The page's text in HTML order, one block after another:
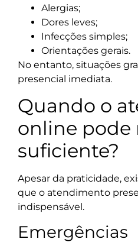
Alergias;
Dores leves;
Infecções simples;
Orientações gerais.
No entanto, situações
presencial imediata.
Quando o
online pode
suficiente?
Apesar da praticidade,
que o atendimento
indispensável.
Emergências